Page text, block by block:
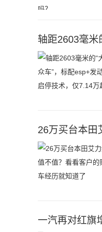
轴距2603毫米
26万买台本田
一汽再对红旗